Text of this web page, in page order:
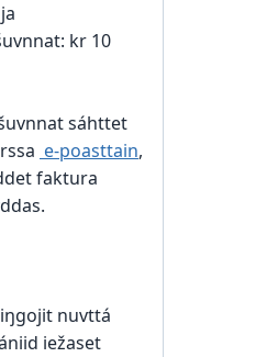
kr 10
sáhttet
e-poasttain,
faktura
nuvttá
iežaset